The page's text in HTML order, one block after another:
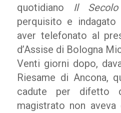
quotidiano Il Secolo
perquisito e
aver telefonato al
d’Assise di Bologna
Venti giorni dopo,
Riesame di Ancona,
cadute per difetto
magistrato non